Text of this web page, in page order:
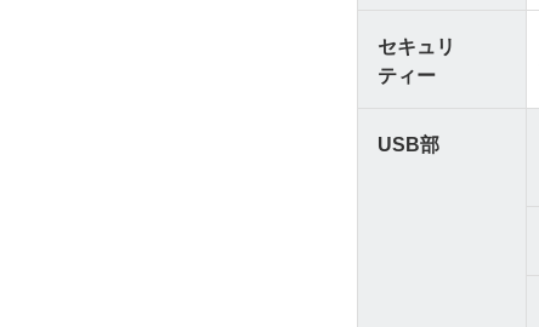
セキュリ
ティー
USB部